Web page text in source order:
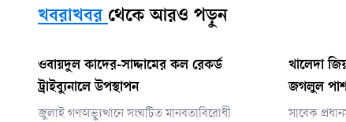
খবরাখবর থেকে আরও পড়ুন
ওবায়দুল কাদের-সাদ্দামের কল রেকর্ড
ট্রাইব্যুনালে উপস্থাপন
জুলাই গণঅভ্যুত্থানে সংঘটিত মানবতাবিরোধী
খালেদা
জগলুল
সাবেক